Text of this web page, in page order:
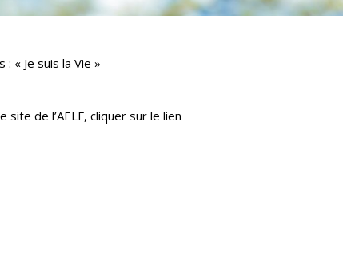
« Je suis la Vie »
de l’AELF, cliquer sur le lien